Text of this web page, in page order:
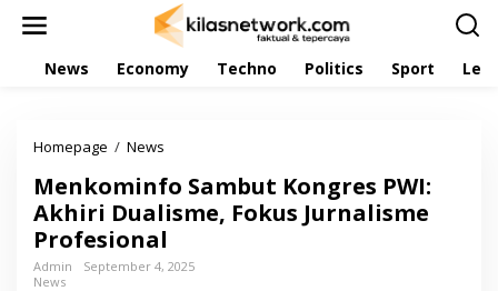
News Economy Techno Politics Sport
Homepage / News
n
k
o
m
Menkominfo Sambut Kongres PWI:
Akhiri Dualisme, Fokus Jurnalisme
Profesional
Admin
September 4, 2025
News